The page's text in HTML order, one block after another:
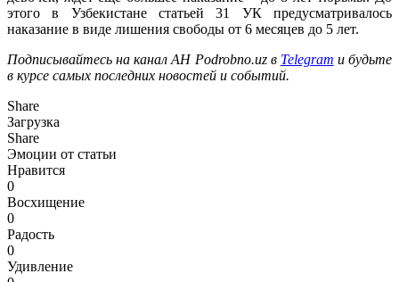
этого в Узбекистане статьей 31 УК предусматривалось
наказание в виде лишения свободы от 6 месяцев до 5 лет.
Подписывайтесь на канал АН Podrobno.uz в Telegram и будьте
в курсе самых последних новостей и событий.
Share
Загрузка
Share
Эмоции от статьи
Нравится
0
Восхищение
0
Радость
0
Удивление